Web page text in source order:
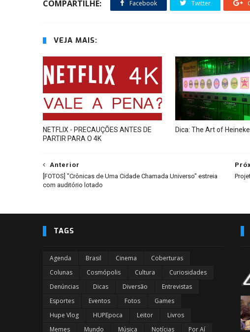
COMPARTILHE: Facebook Twitter
VEJA MAIS:
NETFLIX - PRECAUÇÕES ANTES DE
PARTIR PARA O 4K
Dica: The Art of
Anterior
[FOTOS] "Crônicas de Uma Cidade Chamada Universo" estreia
com auditório lotado
TAGS
Agenda Brasil Cinema
Coberturas
Colunas
Cosmópolis Cultura
Curiosidades
Denúncias
Dicas Diversão
Entrevistas
Esportes
Eventos Fotos
Games
Hupe Vlog
HUPEpoca Leitor
Livros
Memes
Mundo Música Notícias Por Aí